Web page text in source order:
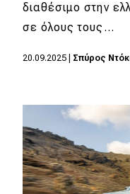
διαθέσιμο στην
σε όλους τους…
20.09.2025 Σπύρος